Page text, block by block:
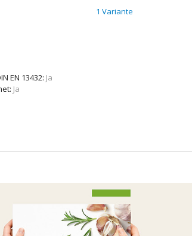
EN 13432: Ja
Ja
1 Variante